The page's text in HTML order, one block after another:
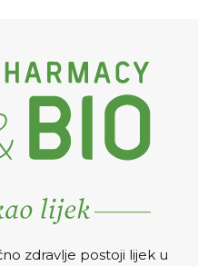
a, mrkve, bijelog i crvenog
zdravlje postoji lijek u